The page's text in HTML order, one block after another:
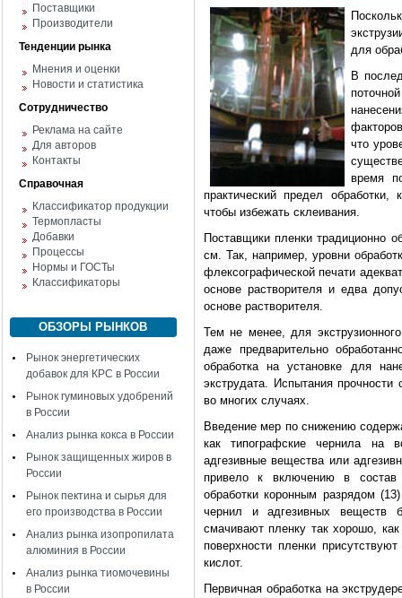
Поставщики
Производители
Тенденции рынка
Мнения и оценки
Новости и статистика
Сотрудничество
Реклама на сайте
Для авторов
Контакты
Справочная
Классификатор продукции
Термопласты
Добавки
Процессы
Нормы и ГОСТы
Классификаторы
ОБЗОРЫ РЫНКОВ
Рынок энергетических
добавок для КРС в России
Рынок гуминовых удобрений
в России
Анализ рынка кокса в России
Рынок защищенных жиров в
России
Рынок пектина и сырья для
его производства в России
Анализ рынка изопропилата
алюминия в России
Анализ рынка тиомочевины
в России
для
В
что
время
практический предел
чтобы избежать склеивания.
Поставщики пленки традиционно
см. Так, например, уровни
флексографической печати
основе растворителя и едва
основе растворителя.
Тем не менее, для
даже предварительно
обработка на установке для
экструдата. Испытания
во многих случаях.
Введение мер по снижению
как типографские чернила на
адгезивные вещества или
привело к включению в состав
обработки коронным разрядом
чернил и адгезивных веществ
смачивают пленку так хорошо,
поверхности пленки
кислот.
Первичная обработка на